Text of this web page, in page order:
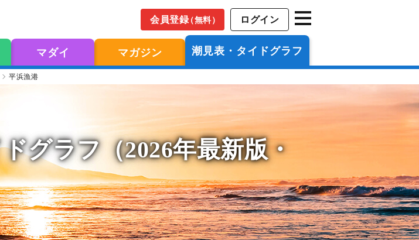
会員登録（無料） ログイン
マダイ マガジン 潮見表・タイドグラフ
平浜漁港
グラフ（2026年最新版・